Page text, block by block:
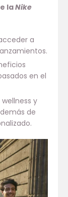
laNike
a
en el
y
de